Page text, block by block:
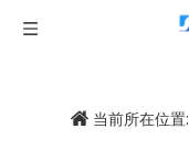
当前所在位置: